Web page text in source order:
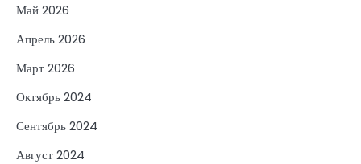
Май 2026
Апрель 2026
Март 2026
Октябрь 2024
Сентябрь 2024
Август 2024